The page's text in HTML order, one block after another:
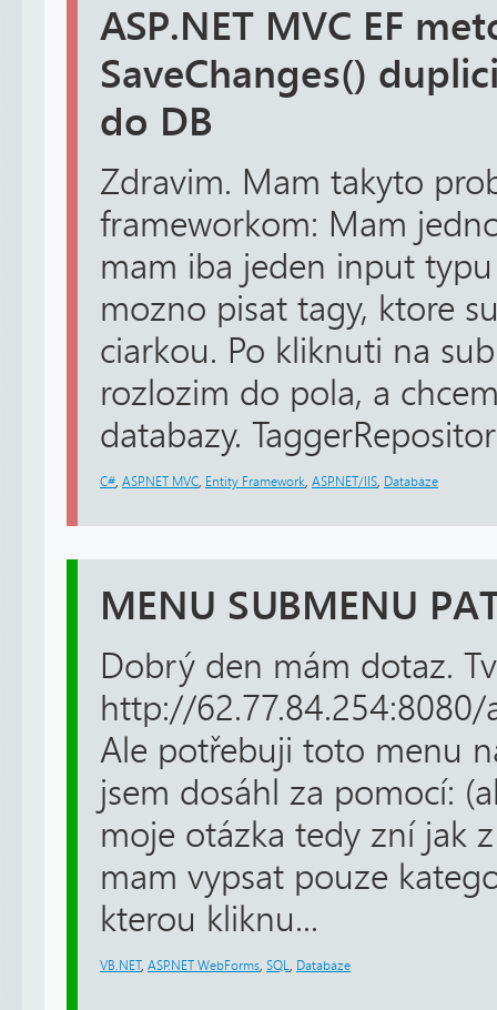
ASP.NET MVC EF
SaveChanges()
do DB
Zdravim. Mam takyto
frameworkom: Mam
mam iba jeden input
mozno pisat tagy, ktore
ciarkou. Po kliknuti na
rozlozim do pola, a
databazy.
C# ASP.NET MVC Entity Framework ASP.NET/IIS Databáze
MENU SUBMENU
Dobrý den mám dotaz.
http://
Ale potřebuji toto menu
jsem dosáhl za pomocí:
moje otázka tedy zní jak
mam vypsat pouze
kterou kliknu...
VB.NET, ASP.NET WebForms SQL Databáze